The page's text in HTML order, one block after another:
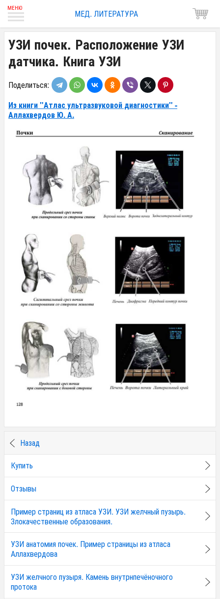
МЕД. ЛИТЕРАТУРА
УЗИ почек. Расположение УЗИ
датчика. Книга УЗИ
Поделиться:
Из книги "Атлас ультразвуковой диагностики" -
Аллахвердов Ю. А.
Назад
Купить
Отзывы
Пример страниц из атласа УЗИ. УЗИ желчный пузырь.
Злокачественные образования.
УЗИ анатомия почек. Пример страницы из атласа
Аллахвердова
УЗИ желчного пузыря. Камень внутрнпечёночного
протока